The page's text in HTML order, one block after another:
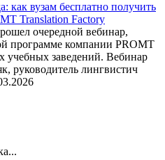
как вузам бесплатно получить
Translation Factory
очередной вебинар,
программе компании PROMT
учебных заведений. Вебинар
руководитель лингвистич